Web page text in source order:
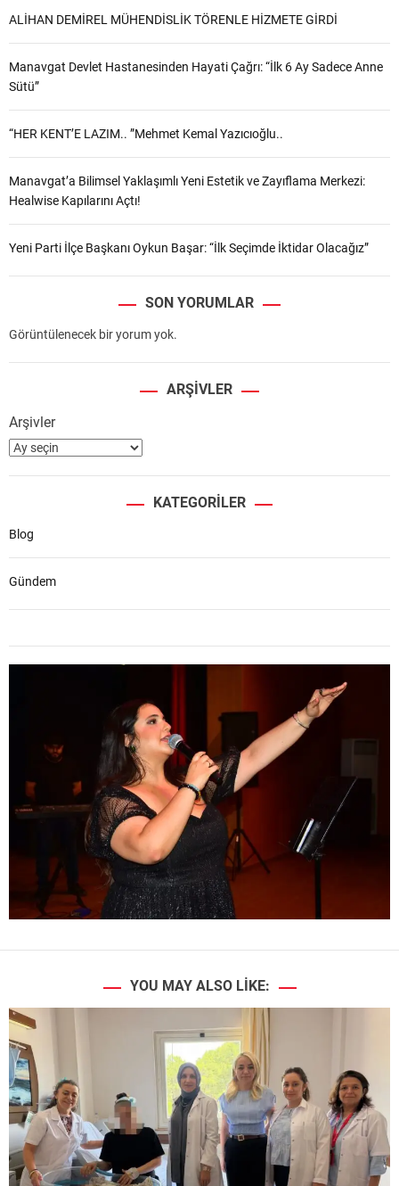
ALİHAN DEMİREL MÜHENDİSLİK TÖRENLE HİZMETE GİRDİ
Manavgat Devlet Hastanesinden Hayati Çağrı: “İlk 6 Ay Sadece Anne
Sütü”
“HER KENT’E LAZIM.. ”Mehmet Kemal Yazıcıoğlu..
Manavgat’a Bilimsel Yaklaşımlı Yeni Estetik ve Zayıflama Merkezi:
Healwise Kapılarını Açtı!
Yeni Parti İlçe Başkanı Oykun Başar: “İlk Seçimde İktidar Olacağız”
SON YORUMLAR
Görüntülenecek bir yorum yok.
ARŞIVLER
Arşivler
KATEGORILER
Blog
Gündem
YOU MAY ALSO LIKE: